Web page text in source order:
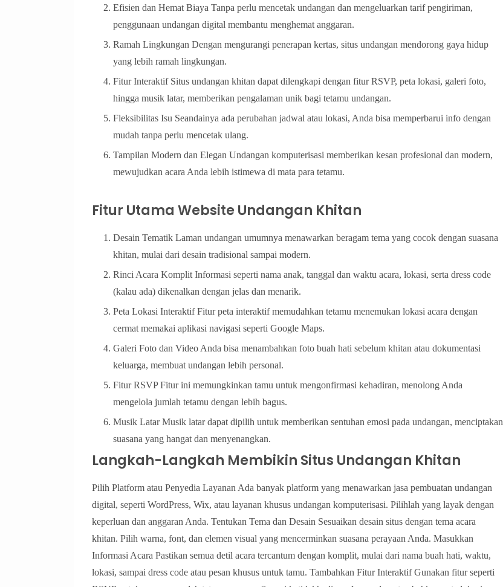
Efisien dan Hemat Biaya Tanpa perlu mencetak undangan dan mengeluarkan tarif pengiriman,
penggunaan undangan digital membantu menghemat anggaran.
Ramah Lingkungan Dengan mengurangi penerapan kertas, situs undangan mendorong gaya hidup
yang lebih ramah lingkungan.
Fitur Interaktif Situs undangan khitan dapat dilengkapi dengan fitur RSVP, peta lokasi, galeri foto,
hingga musik latar, memberikan pengalaman unik bagi tetamu undangan.
Fleksibilitas Isu Seandainya ada perubahan jadwal atau lokasi, Anda bisa memperbarui info dengan
mudah tanpa perlu mencetak ulang.
Tampilan Modern dan Elegan Undangan komputerisasi memberikan kesan profesional dan modern,
mewujudkan acara Anda lebih istimewa di mata para tetamu.
Fitur Utama Website Undangan Khitan
Desain Tematik Laman undangan umumnya menawarkan beragam tema yang cocok dengan suasana
khitan, mulai dari desain tradisional sampai modern.
Rinci Acara Komplit Informasi seperti nama anak, tanggal dan waktu acara, lokasi, serta dress code
(kalau ada) dikenalkan dengan jelas dan menarik.
Peta Lokasi Interaktif Fitur peta interaktif memudahkan tetamu menemukan lokasi acara dengan
cermat memakai aplikasi navigasi seperti Google Maps.
Galeri Foto dan Video Anda bisa menambahkan foto buah hati sebelum khitan atau dokumentasi
keluarga, membuat undangan lebih personal.
Fitur RSVP Fitur ini memungkinkan tamu untuk mengonfirmasi kehadiran, menolong Anda
mengelola jumlah tetamu dengan lebih bagus.
Musik Latar Musik latar dapat dipilih untuk memberikan sentuhan emosi pada undangan, menciptakan
suasana yang hangat dan menyenangkan.
Langkah-Langkah Membikin Situs Undangan Khitan
Pilih Platform atau Penyedia Layanan Ada banyak platform yang menawarkan jasa pembuatan undangan
digital, seperti WordPress, Wix, atau layanan khusus undangan komputerisasi. Pilihlah yang layak dengan
keperluan dan anggaran Anda. Tentukan Tema dan Desain Sesuaikan desain situs dengan tema acara
khitan. Pilih warna, font, dan elemen visual yang mencerminkan suasana perayaan Anda. Masukkan
Informasi Acara Pastikan semua detil acara tercantum dengan komplit, mulai dari nama buah hati, waktu,
lokasi, sampai dress code atau pesan khusus untuk tamu. Tambahkan Fitur Interaktif Gunakan fitur seperti